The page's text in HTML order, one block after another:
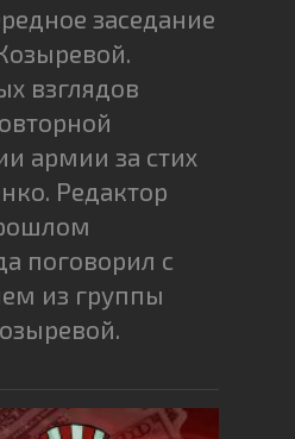
заседание
взглядов
армии за стих
Редактор
поговорил с
из группы